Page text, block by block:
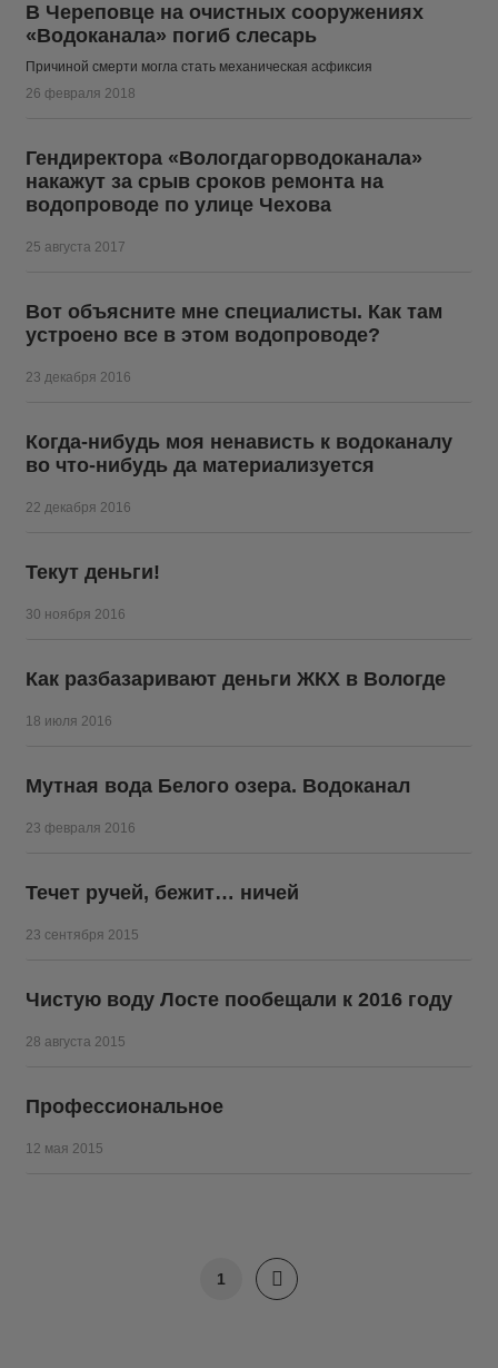
В Череповце на очистных сооружениях
«Водоканала» погиб слесарь
Причиной смерти могла стать механическая асфиксия
26 февраля 2018
Гендиректора «Вологдагорводоканала»
накажут за срыв сроков ремонта на
водопроводе по улице Чехова
25 августа 2017
Вот объясните мне специалисты. Как там
устроено все в этом водопроводе?
23 декабря 2016
Когда-нибудь моя ненависть к водоканалу
во что-нибудь да материализуется
22 декабря 2016
Текут деньги!
30 ноября 2016
Как разбазаривают деньги ЖКХ в Вологде
18 июля 2016
Мутная вода Белого озера. Водоканал
23 февраля 2016
Течет ручей, бежит… ничей
23 сентября 2015
Чистую воду Лосте пообещали к 2016 году
28 августа 2015
Профессиональное
12 мая 2015
1